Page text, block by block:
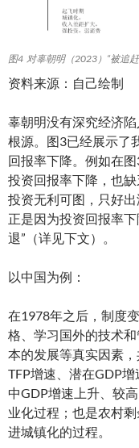
图4 对辜朝明（2023）“被追
资料来源：自己绘制
辜朝明没有深究经济陷
根源。图3已经展示了
回报率下降。例如在
投资回报率下降，也
投资无利可图，只好
正是因为投资回报率
退”（详见下文）。
以中国为例：
在1978年之后，制度
格、学习国外的技术
本的发展等真实因素
TFP增速、潜在GDP
中GDP增速上升、较
业化过程；也是农村
进城镇化的过程。